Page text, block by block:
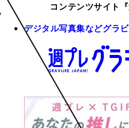
コンテンツサイト
デジタル写真集などグラ